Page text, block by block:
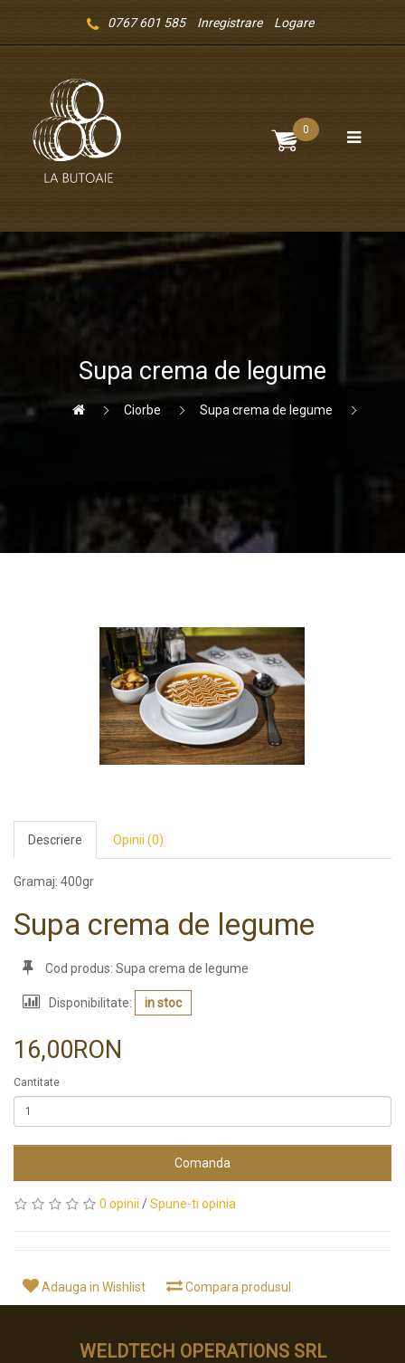
0767 601 585 Inregistrare Logare
0
Supa crema de legume
Ciorbe Supa crema de legume
Descriere Opinii (0)
Gramaj: 400gr
Supa crema de legume
Cod produs: Supa crema de legume
Disponibilitate: in stoc
16,00RON
Cantitate
Comanda
0 opinii /Spune-ti opinia
Adauga in Wishlist Compara produsul
WELDTECH OPERATIONS SRL